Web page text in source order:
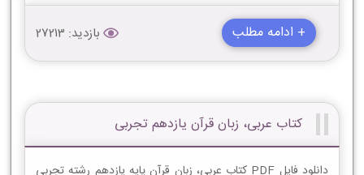
+ ادامه مطلب بازدید: 27213
کتاب عربی، زبان قرآن یازدهم تجربی
دانلود فایل PDF کتاب عربی، زبان قرآن پایه یازدهم رشته تجربی